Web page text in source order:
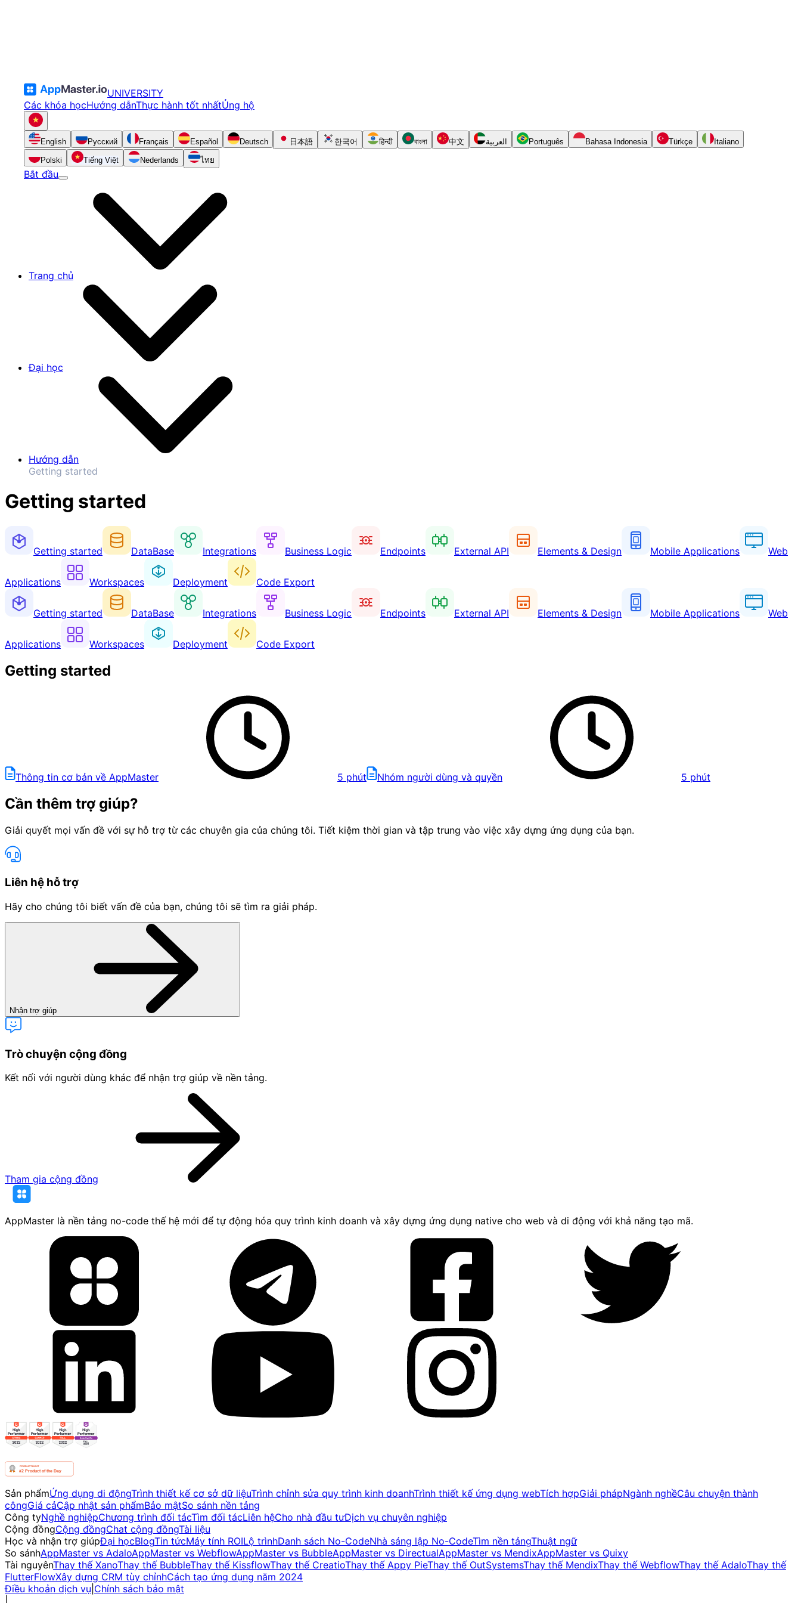
UNIVERSITY
Các khóa họcHướng dẫnThực hành tốt nhấtỦng hộ
English Русский Français Español Deutsch 日本語 한국어 हिन्दी বাংলা 中文 العربية Português Bahasa Indonesia Türkçe Italiano
Polski Tiếng Việt Nederlands ไทย
Bắt đầu
Trang chủ
Đại học
Hướng dẫn
Getting started
Getting started
Getting started DataBase Integrations Business Logic Endpoints External API Elements & Design Mobile Applications Web
Applications Workspaces Deployment Code Export
Getting started DataBase Integrations Business Logic Endpoints External API Elements & Design Mobile Applications Web
Applications Workspaces Deployment Code Export
Getting started
Thông tin cơ bản về AppMaster 5 phút Nhóm người dùng và quyền 5 phút
Cần thêm trợ giúp?
Giải quyết mọi vấn đề với sự hỗ trợ từ các chuyên gia của chúng tôi. Tiết kiệm thời gian và tập trung vào việc xây dựng ứng dụng của bạn.
Liên hệ hỗ trợ
Hãy cho chúng tôi biết vấn đề của bạn, chúng tôi sẽ tìm ra giải pháp.
Nhận trợ giúp
Trò chuyện cộng đồng
Kết nối với người dùng khác để nhận trợ giúp về nền tảng.
Tham gia cộng đồng
AppMaster là nền tảng no-code thế hệ mới để tự động hóa quy trình kinh doanh và xây dựng ứng dụng native cho web và di động với khả năng tạo mã.
Sản phẩmỨng dụng di độngTrình thiết kế cơ sở dữ liệuTrình chỉnh sửa quy trình kinh doanhTrình thiết kế ứng dụng webTích hợpGiải phápNgành nghềCâu chuyện thành
côngGiá cảCập nhật sản phẩmBảo mậtSo sánh nền tảng
Công tyNghề nghiệpChương trình đối tácTìm đối tácLiên hệCho nhà đầu tưDịch vụ chuyên nghiệp
Cộng đồngCộng đồngChat cộng đồngTài liệu
Học và nhận trợ giúpĐại họcBlogTin tứcMáy tính ROILộ trìnhDanh sách No-CodeNhà sáng lập No-CodeTìm nền tảngThuật ngữ
So sánhAppMaster vs AdaloAppMaster vs WebflowAppMaster vs BubbleAppMaster vs DirectualAppMaster vs MendixAppMaster vs Quixy
Tài nguyênThay thế XanoThay thế BubbleThay thế KissflowThay thế CreatioThay thế Appy PieThay thế OutSystemsThay thế MendixThay thế WebflowThay thế AdaloThay thế
FlutterFlowXây dựng CRM tùy chỉnhCách tạo ứng dụng năm 2024
Điều khoản dịch vụ Chính sách bảo mật